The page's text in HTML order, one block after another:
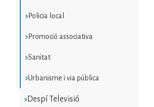
Policia local
Promoció associativa
Sanitat
Urbanisme i via pública
Despí Televisió